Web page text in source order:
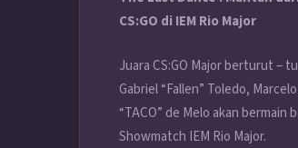
CS:GO di IEM Rio Major
Juara CS:GO Major berturut –
Gabriel “Fallen” Toledo,
“TACO” de Melo akan bermain
Showmatch IEM Rio Major.